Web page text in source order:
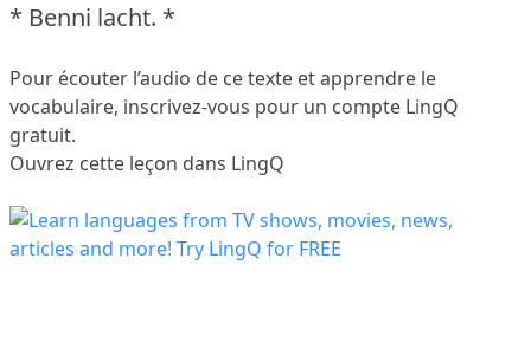
* Benni lacht. *
Pour écouter l’audio de ce texte et apprendre le
vocabulaire, inscrivez-vous pour un compte LingQ
gratuit.
Ouvrez cette leçon dans LingQ